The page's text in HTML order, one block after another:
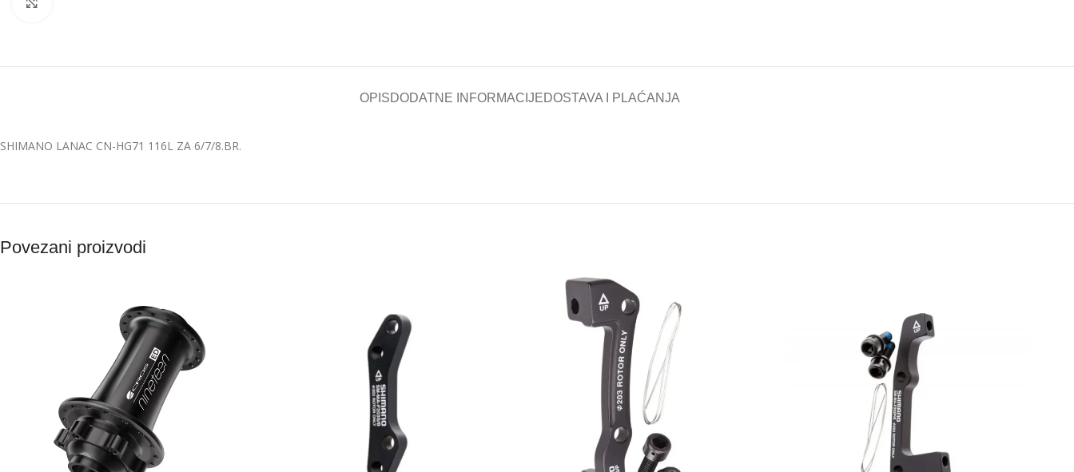
OPISDODATNE INFORMACIJEDOSTAVA I PLAĆANJA
SHIMANO LANAC CN-HG71 116L ZA 6/7/8.BR.
Povezani proizvodi